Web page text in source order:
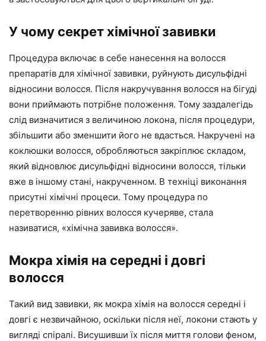
У чому секрет хімічної завивки
Процедура включає в себе нанесення на волосся
препаратів для хімічної завивки, руйнують дисульфідні
відносини волосся. Після накручування волосся на бігуді
вони приймають потрібне положення. Тому заздалегідь
слід визначитися з величиною локона, після процедури,
збільшити або зменшити його не вдасться. Накручені на
коклюшки волосся, обробляються закріплює складом,
який відновлює дисульфідні відносини волосся, тільки
вже в іншому стані, накрученном. В техніці виконання
присутні хімічні процеси. Тому процедура по
перетворенню рівних волосся кучеряве, стала
називатися, «хімічна завивка волосся».
Мокра хімія на середні і довгі
волосся
Такий вид завивки, як мокра хімія на волосся середні і
довгі є незвичайною, оскільки після неї, локони стають у
вигляді спіралі. Висушивши їх після миття голови феном,